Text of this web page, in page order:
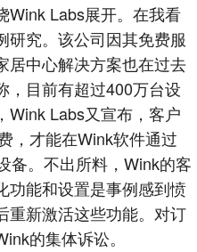
Wink Labs展开。在我看
研究。该公司因其免费服
居中心解决方案也在过去
，目前有超过400万台设
Wink Labs又宣布，客户
，才能在Wink软件通过
备。不出所料，Wink的客
功能和设置是事例感到愤
重新激活这些功能。对订
的集体诉讼。